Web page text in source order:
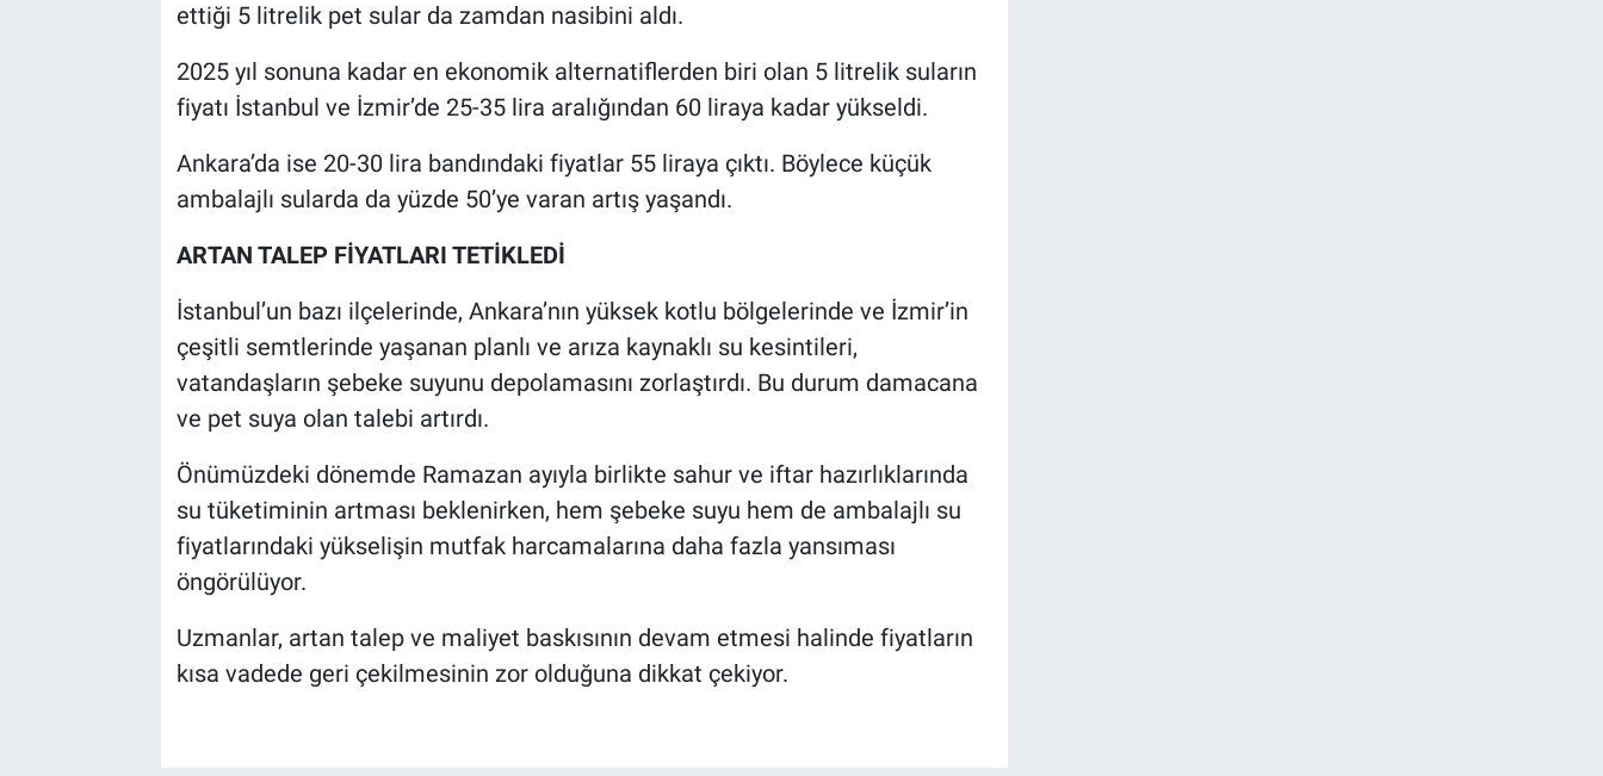
ettiği 5 litrelik pet sular da zamdan nasibini aldı.
2025 yıl sonuna kadar en ekonomik alternatiflerden biri olan 5 litrelik suların
fiyatı İstanbul ve İzmir’de 25-35 lira aralığından 60 liraya kadar yükseldi.
Ankara’da ise 20-30 lira bandındaki fiyatlar 55 liraya çıktı. Böylece küçük
ambalajlı sularda da yüzde 50’ye varan artış yaşandı.
ARTAN TALEP FİYATLARI TETİKLEDİ
İstanbul’un bazı ilçelerinde, Ankara’nın yüksek kotlu bölgelerinde ve İzmir’in
çeşitli semtlerinde yaşanan planlı ve arıza kaynaklı su kesintileri,
vatandaşların şebeke suyunu depolamasını zorlaştırdı. Bu durum damacana
ve pet suya olan talebi artırdı.
Önümüzdeki dönemde Ramazan ayıyla birlikte sahur ve iftar hazırlıklarında
su tüketiminin artması beklenirken, hem şebeke suyu hem de ambalajlı su
fiyatlarındaki yükselişin mutfak harcamalarına daha fazla yansıması
öngörülüyor.
Uzmanlar, artan talep ve maliyet baskısının devam etmesi halinde fiyatların
kısa vadede geri çekilmesinin zor olduğuna dikkat çekiyor.